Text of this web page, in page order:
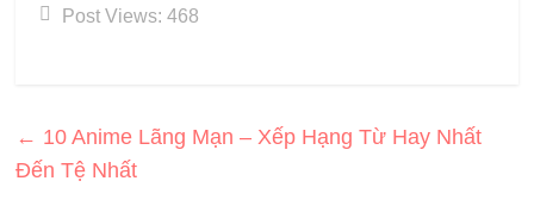
Post Views: 468
← 10 Anime Lãng Mạn – Xếp Hạng Từ Hay Nhất
Đến Tệ Nhất